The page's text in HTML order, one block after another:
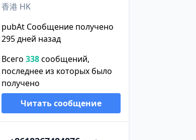
香港 HK
pubAt Сообщение получено
295 дней назад
Всего 338сообщений,
последнее из которых было
получено
Читать сообщение